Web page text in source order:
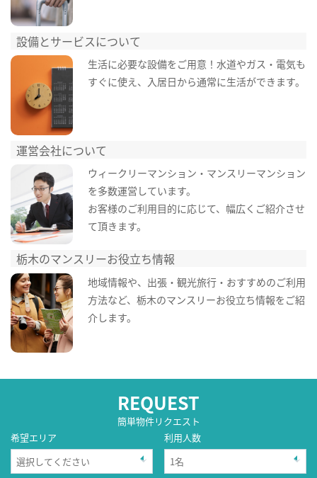
設備とサービスについて
生活に必要な設備をご用意！水道やガス・電気も
すぐに使え、入居日から通常に生活ができます。
運営会社について
ウィークリーマンション・マンスリーマンション
を多数運営しています。
お客様のご利用目的に応じて、幅広くご紹介させ
て頂きます。
栃木のマンスリーお役立ち情報
地域情報や、出張・観光旅行・おすすめのご利用
方法など、栃木のマンスリーお役立ち情報をご紹
介します。
REQUEST
簡単物件リクエスト
希望エリア
利用人数